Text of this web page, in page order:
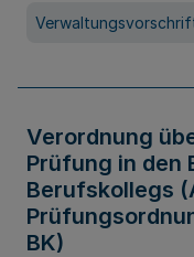
Verordnung
Prüfung in den
Berufskollegs
BK)